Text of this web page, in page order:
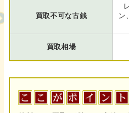
買取不可な古銭
ン
買取相場